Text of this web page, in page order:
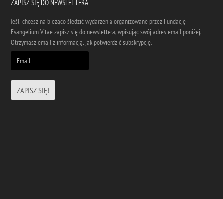
ZAPISZ SIĘ DO NEWSLETTERA
Jeśli chcesz na bieżąco śledzić wydarzenia organizowane przez Fundację
Evangelium Vitae zapisz się do newslettera, wpisując swój adres email poniżej.
Otrzymasz email z informacją, jak potwierdzić subskrypcję.